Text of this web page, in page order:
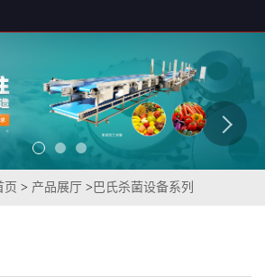
页 > 产品展厅 > 巴氏杀菌设备系列